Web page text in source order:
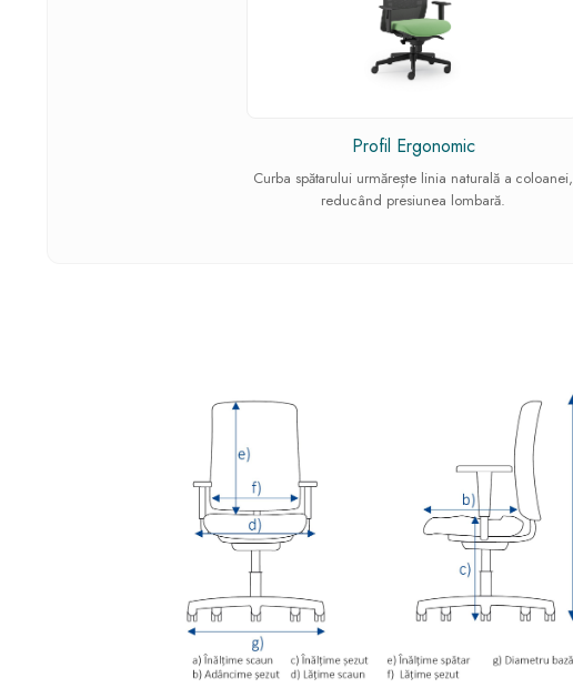
Profil Ergonomic
Curba spătarului urmărește linia naturală a coloanei,
reducând presiunea lombară.